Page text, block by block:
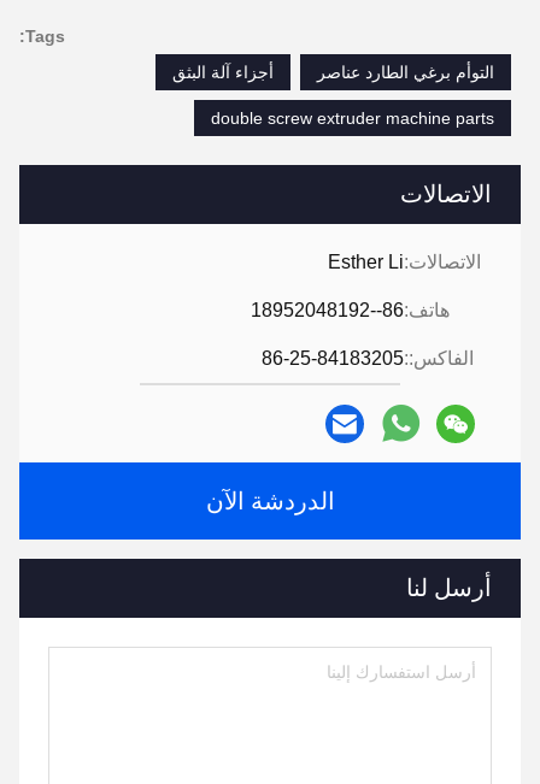
الاتصالات
الاتصالات:Esther Li
هاتف:86--18952048192
الفاكس::86-25-84183205
الدردشة الآن
أرسل لنا
Tags:
التوأم برغي الطارد عناصر
أجزاء آلة البثق
double screw extruder machine parts